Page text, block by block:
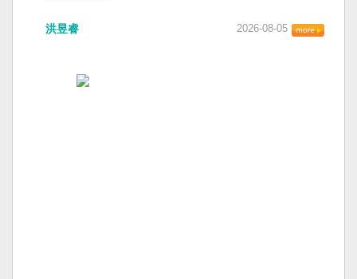
洪昱睿 2026-08-05